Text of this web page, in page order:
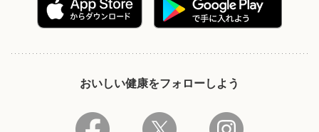
おいしい健康をフォローしよう